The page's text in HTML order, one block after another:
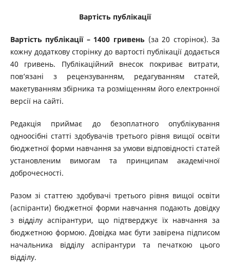
Вартість публікації
Вартість публікації – 1400 гривень (за 20 сторінок). За
кожну додаткову сторінку до вартості публікації додається
40 гривень. Публікаційний внесок покриває витрати,
пов’язані з рецензуванням, редагуванням статей,
макетуванням збірника та розміщенням його електронної
версії на сайті.
Редакція приймає до безоплатного опублікування
одноосібні статті здобувачів третього рівня вищої освіти
бюджетної форми навчання за умови відповідності статей
установленим вимогам та принципам академічної
доброчесності.
Разом зі статтею здобувачі третього рівня вищої освіти
(аспіранти) бюджетної форми навчання подають довідку
з відділу аспірантури, що підтверджує їх навчання за
бюджетною формою. Довідка має бути завірена підписом
начальника відділу аспірантури та печаткою цього
відділу.